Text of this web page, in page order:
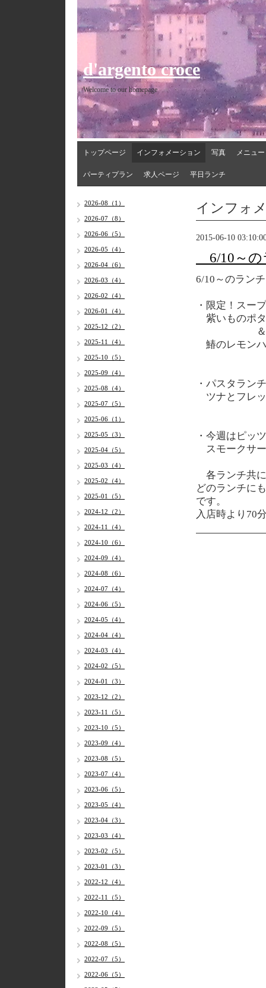
d'argento croce
Welcome to our homepage
トップページ インフォメーション 写真 メニュー
パーティプラン 求人ページ 平日ランチ
インフォ
2015-06-10
6/10～の
6/10～のラン
・限定！スー
紫いものポ
＆
鰆のレモン
・パスタランチ
ツナとフレ
・今週はピッ
スモークサ
各ランチ共
どのランチに
です。
入店時より70
2026-08（1）
2026-07（8）
2026-06（5）
2026-05（4）
2026-04（6）
2026-03（4）
2026-02（4）
2026-01（4）
2025-12（2）
2025-11（4）
2025-10（5）
2025-09（4）
2025-08（4）
2025-07（5）
2025-06（1）
2025-05（3）
2025-04（5）
2025-03（4）
2025-02（4）
2025-01（5）
2024-12（2）
2024-11（4）
2024-10（6）
2024-09（4）
2024-08（6）
2024-07（4）
2024-06（5）
2024-05（4）
2024-04（4）
2024-03（4）
2024-02（5）
2024-01（3）
2023-12（2）
2023-11（5）
2023-10（5）
2023-09（4）
2023-08（5）
2023-07（4）
2023-06（5）
2023-05（4）
2023-04（3）
2023-03（4）
2023-02（5）
2023-01（3）
2022-12（4）
2022-11（5）
2022-10（4）
2022-09（5）
2022-08（5）
2022-07（5）
2022-06（5）